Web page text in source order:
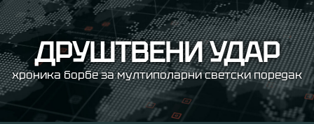
Skip
to
content ДРУШТВЕНИ УДАР
хроника борбе за мултиполарни светски поредак